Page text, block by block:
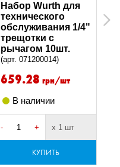
Набор Wurth для
технического
обслуживания 1/4"
трещотки с
рычагом 10шт.
(арт. 071200014)
659.28 грн/шт
В наличии
- + х 1 шт
КУПИТЬ
Next